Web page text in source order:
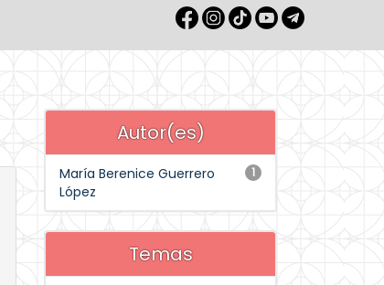
Autor(es)
1
María Berenice Guerrero
López
Temas